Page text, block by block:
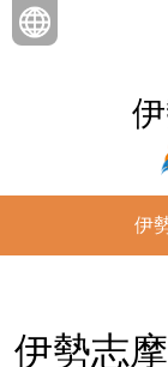
伊
伊勢志